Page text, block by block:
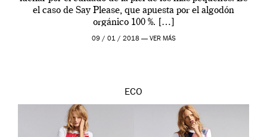
el caso de Say Please, que apuesta por el algodón
orgánico 100 %. […]
09 / 01 / 2018 — VER MÁS
ECO